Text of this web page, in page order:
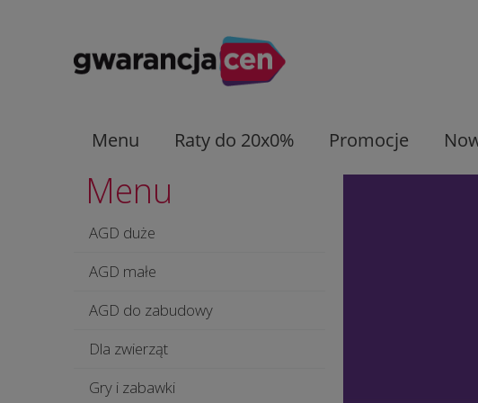
Menu Raty do 20x0% Promocje
Menu
AGD duże
AGD małe
AGD do zabudowy
Dla zwierząt
Gry i zabawki